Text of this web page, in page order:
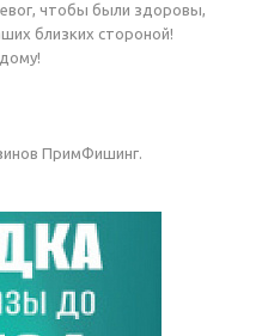
чтобы были здоровы,
близких стороной!
ПримФишинг.